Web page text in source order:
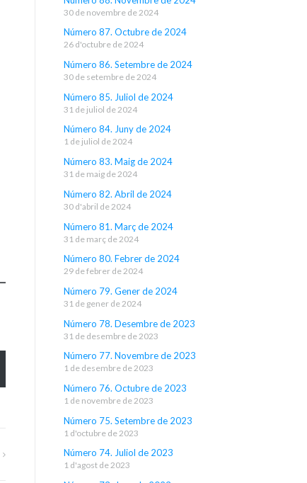
30 de novembre de 2024
Número 87. Octubre de 2024
26 d'octubre de 2024
Número 86. Setembre de 2024
30 de setembre de 2024
Número 85. Juliol de 2024
31 de juliol de 2024
Número 84. Juny de 2024
1 de juliol de 2024
Número 83. Maig de 2024
31 de maig de 2024
Número 82. Abril de 2024
30 d'abril de 2024
Número 81. Març de 2024
31 de març de 2024
Número 80. Febrer de 2024
29 de febrer de 2024
Número 79. Gener de 2024
31 de gener de 2024
Número 78. Desembre de 2023
31 de desembre de 2023
Número 77. Novembre de 2023
1 de desembre de 2023
Número 76. Octubre de 2023
1 de novembre de 2023
Número 75. Setembre de 2023
1 d'octubre de 2023
Número 74. Juliol de 2023
1 d'agost de 2023